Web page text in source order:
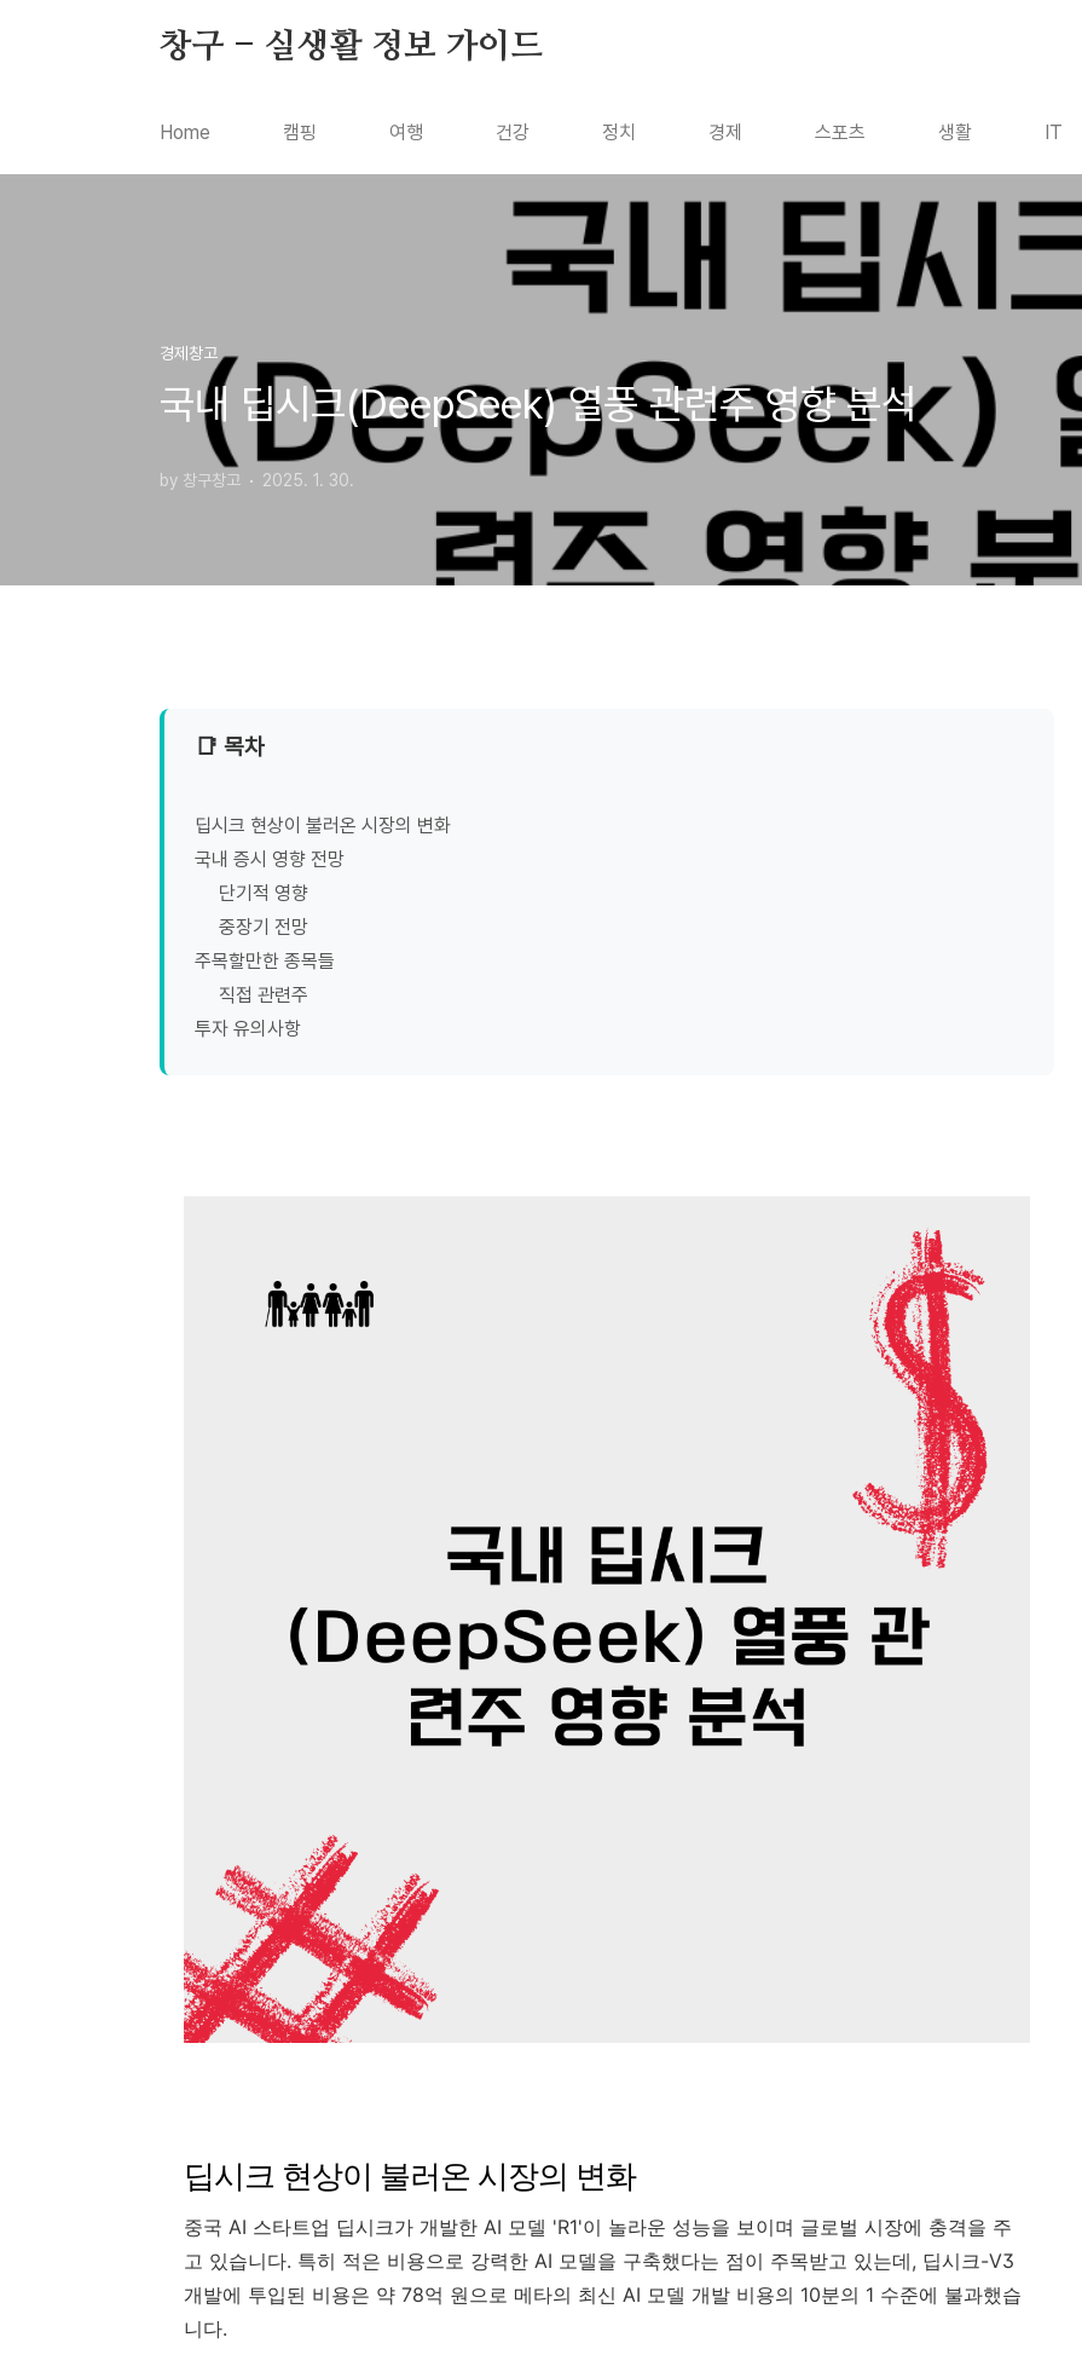
창구 - 실생활 정보 가이드
Home 캠핑 여행 건강 정치 경제 스포츠 생활 IT
경제창고
국내 딥시크(DeepSeek) 열풍 관련주 영향 분석
by 창구창고 2025. 1. 30.
📑 목차
딥시크 현상이 불러온 시장의 변화
국내 증시 영향 전망
단기적 영향
중장기 전망
주목할만한 종목들
직접 관련주
투자 유의사항
딥시크 현상이 불러온 시장의 변화
중국 AI 스타트업 딥시크가 개발한 AI 모델 'R1'이 놀라운 성능을 보이며 글로벌 시장에 충격을 주
고 있습니다. 특히 적은 비용으로 강력한 AI 모델을 구축했다는 점이 주목받고 있는데, 딥시크-V3
개발에 투입된 비용은 약 78억 원으로 메타의 최신 AI 모델 개발 비용의 10분의 1 수준에 불과했습
니다.